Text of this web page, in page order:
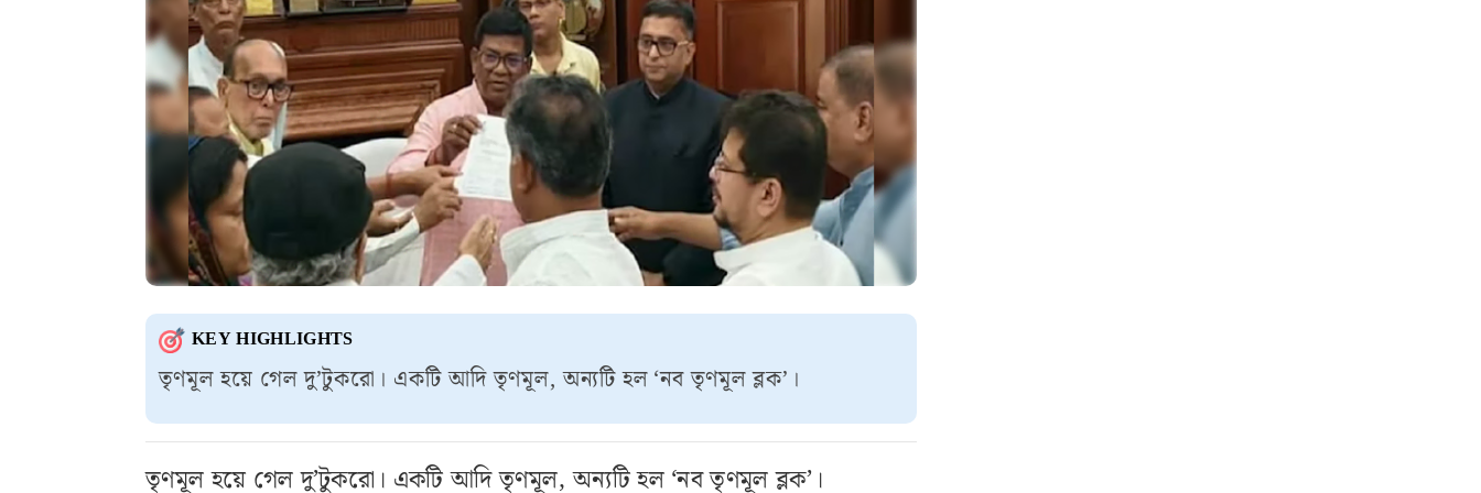
KEY HIGHLIGHTS
তৃণমূল হয়ে গেল দু’টুকরো। একটি আদি তৃণমূল, অন্যটি হল ‘নব তৃণমূল ব্লক’।
তৃণমূল হয়ে গেল দু’টুকরো। একটি আদি তৃণমূল, অন্যটি হল ‘নব তৃণমূল ব্লক’।